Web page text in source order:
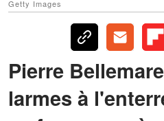
Getty Images
Pierre
larmes à